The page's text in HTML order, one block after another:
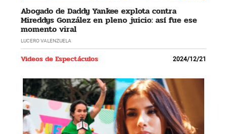
Abogado de Daddy Yankee explota contra
Mireddys González en pleno juicio: así fue ese
momento viral
LUCERO VALENZUELA
Videos de Espectáculos 2024/12/21